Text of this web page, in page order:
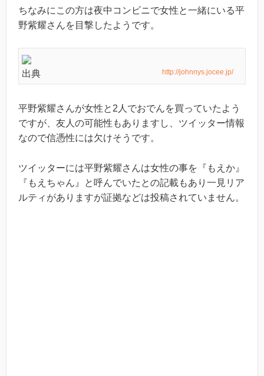
ちなみにこの方は夜中コンビニで女性と一緒にいる平
野紫耀さんを目撃したようです。
出典 http://johnnys.jocee.jp/
平野紫耀さんが女性と2人でおでんを買っていたよう
ですが、友人の可能性もありますし、ツイッター情報
なので信憑性には欠けそうです。
ツイッターには平野紫耀さんは女性の事を『もえか』
『もえちゃん』と呼んでいたとの記載もあり一見リア
ルティがありますが証拠などは投稿されていません。